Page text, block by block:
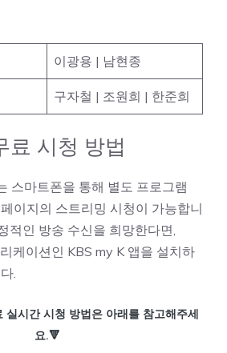
이광용 | 남현종
구자철 | 조원희 | 한준희
료 시청 방법
스마트폰을 통해 별도 프로그램
이지의 스트리밍 시청이 가능합니
적인 방송 수신을 희망한다면,
케이션인 KBS my K 앱을 설치하
.
실시간 시청 방법은 아래를 참고해주세
요.🔻